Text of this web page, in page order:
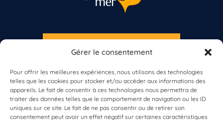
Gérer le consentement
Pour offrir les meilleures expériences, nous utilisons des technologies
telles que les cookies pour stocker et/ou accéder aux informations des
appareils. Le fait de consentir à ces technologies nous permettra de
traiter des données telles que le comportement de navigation ou les ID
uniques sur ce site. Le fait de ne pas consentir ou de retirer son
consentement peut avoir un effet négatif sur certaines caractéristiques
S'INSCRIRE À LA NEWSLETTER